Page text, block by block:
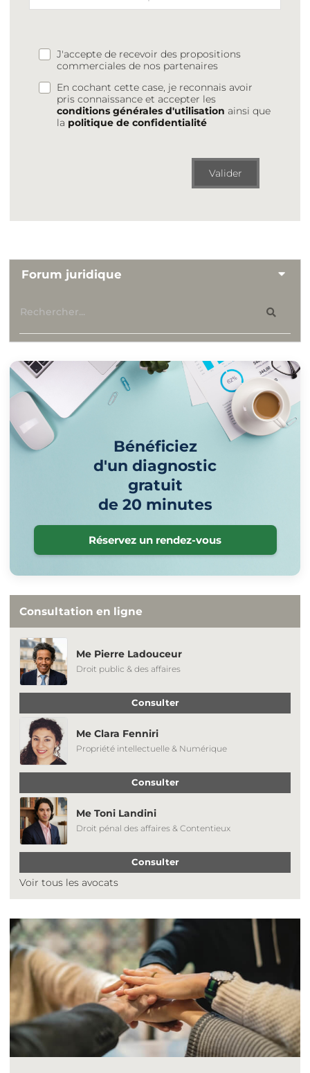
J'accepte de recevoir des propositions
commerciales de nos partenaires
En cochant cette case, je reconnais avoir
pris connaissance et accepter les
conditions générales d'utilisation ainsi que
la politique de confidentialité
Valider
Forum juridique
Bénéficiez
d'un diagnostic
gratuit
de 20 minutes
Réservez un rendez-vous
Consultation en ligne
Me Pierre Ladouceur
Droit public & des affaires
Consulter
Me Clara Fenniri
Propriété intellectuelle & Numérique
Consulter
Me Toni Landini
Droit pénal des affaires & Contentieux
Consulter
Voir tous les avocats